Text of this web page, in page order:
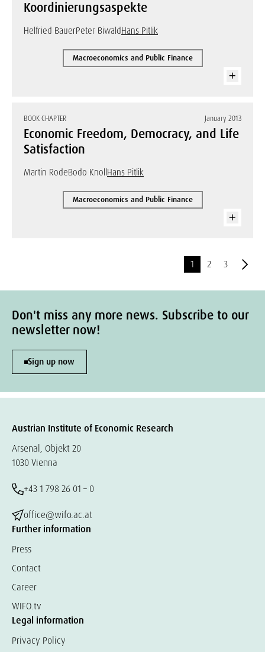
Koordinierungsaspekte
Helfried BauerPeter BiwaldHans Pitlik
Macroeconomics and Public Finance
BOOK CHAPTER January 2013
Economic Freedom, Democracy, and Life
Satisfaction
Martin RodeBodo KnollHans Pitlik
Macroeconomics and Public Finance
1 2 3
Don't miss any more news. Subscribe to our
newsletter now!
Sign up now
Austrian Institute of Economic Research
Arsenal, Objekt 20
1030 Vienna
+43 1 798 26 01 – 0
office@wifo.ac.at
Further information
Press
Contact
Career
WIFO.tv
Legal information
Privacy Policy